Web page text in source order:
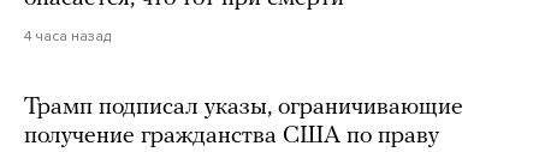
4 часа назад
Трамп подписал указы, ограничивающие
получение гражданства США по праву